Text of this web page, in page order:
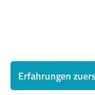
Erfahrungen